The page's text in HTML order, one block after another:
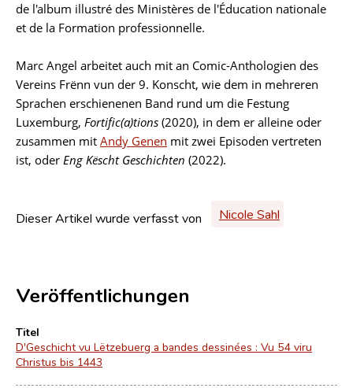
de l'album illustré des Ministères de l'Éducation nationale
et de la Formation professionnelle.
Marc Angel arbeitet auch mit an Comic-Anthologien des
Vereins Frënn vun der 9. Konscht, wie dem in mehreren
Sprachen erschienenen Band rund um die Festung
Luxemburg, Fortific(a)tions (2020), in dem er alleine oder
zusammen mit Andy Genen mit zwei Episoden vertreten
ist, oder Eng Këscht Geschichten (2022).
Dieser Artikel wurde verfasst von Nicole Sahl
Veröffentlichungen
Titel
D'Geschicht vu Lëtzebuerg a bandes dessinées : Vu 54 viru
Christus bis 1443